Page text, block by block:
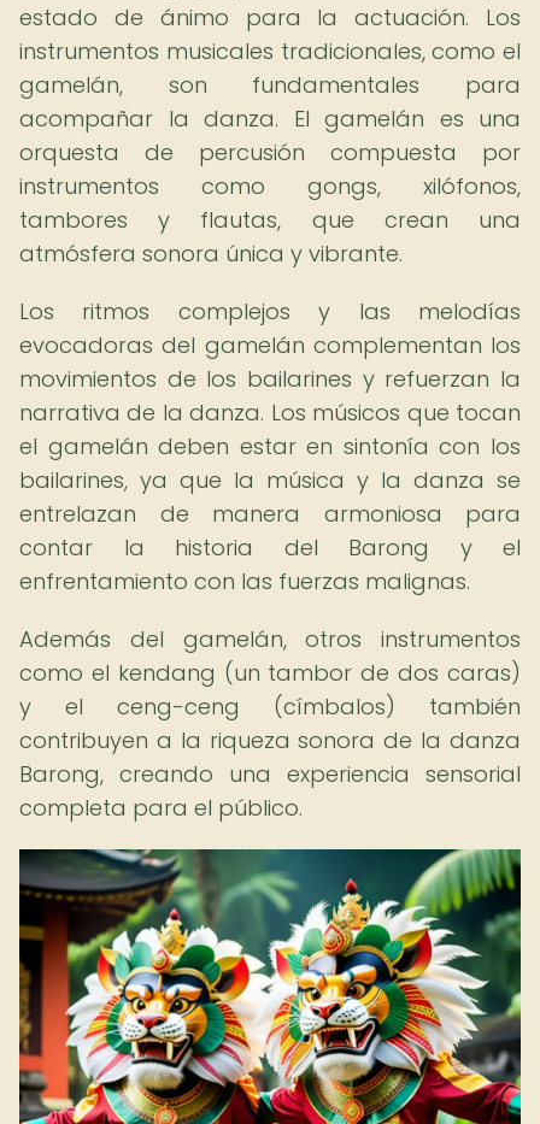
estado de ánimo para la actuación. Los
instrumentos musicales tradicionales, como el
gamelán, son fundamentales para
acompañar la danza. El gamelán es una
orquesta de percusión compuesta por
instrumentos como gongs, xilófonos,
tambores y flautas, que crean una
atmósfera sonora única y vibrante.
Los ritmos complejos y las melodías
evocadoras del gamelán complementan los
movimientos de los bailarines y refuerzan la
narrativa de la danza. Los músicos que tocan
el gamelán deben estar en sintonía con los
bailarines, ya que la música y la danza se
entrelazan de manera armoniosa para
contar la historia del Barong y el
enfrentamiento con las fuerzas malignas.
Además del gamelán, otros instrumentos
como el kendang (un tambor de dos caras)
y el ceng-ceng (címbalos) también
contribuyen a la riqueza sonora de la danza
Barong, creando una experiencia sensorial
completa para el público.